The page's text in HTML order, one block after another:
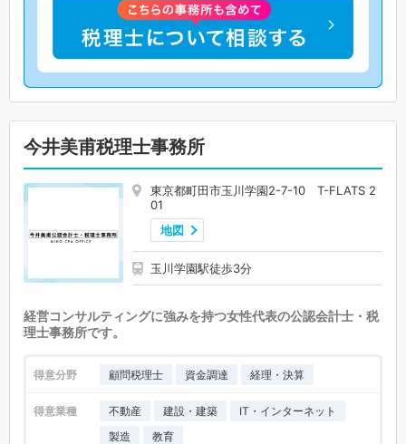
今井美甫税理士事務所
東京都町田市玉川学園2-7-10 T-FLATS 2
01
地図
玉川学園駅徒歩3分
経営コンサルティングに強みを持つ女性代表の公認会計士・税
理士事務所です。
得意分野 顧問税理士 資金調達 経理・決算
得意業種 不動産 建設・建築
IT・インターネット
製造
教育